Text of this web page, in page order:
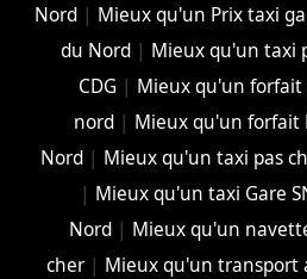
Nord | Mieux qu'un Prix taxi
du Nord | Mieux qu'un taxi
CDG | Mieux qu'un
nord | Mieux qu'un forfait
Nord | Mieux qu'un taxi pas
| Mieux qu'un taxi Gare
Nord| Mieux qu'un
cher| Mieux qu'un transport